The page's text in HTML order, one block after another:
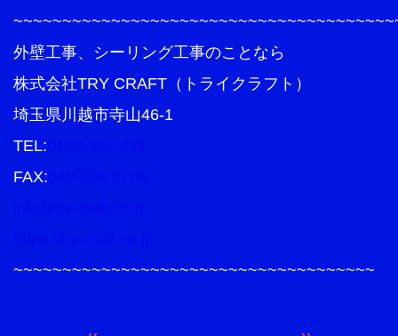
外壁工事、シーリング工事のことなら
株式会社TRY CRAFT（トライクラフト）
埼玉県川越市寺山46-1
TEL:
FAX:
~~~~~~~~~~~~~~~~~~~~~~~~~~~~~~~~~~~~~